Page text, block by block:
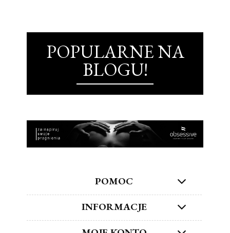
POPULARNE NA
BLOGU!
POMOC
INFORMACJE